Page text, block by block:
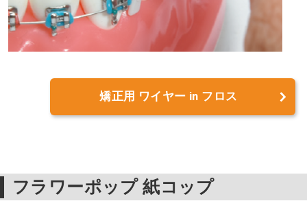
矯正用 ワイヤー in フロス
フラワーポップ 紙コップ